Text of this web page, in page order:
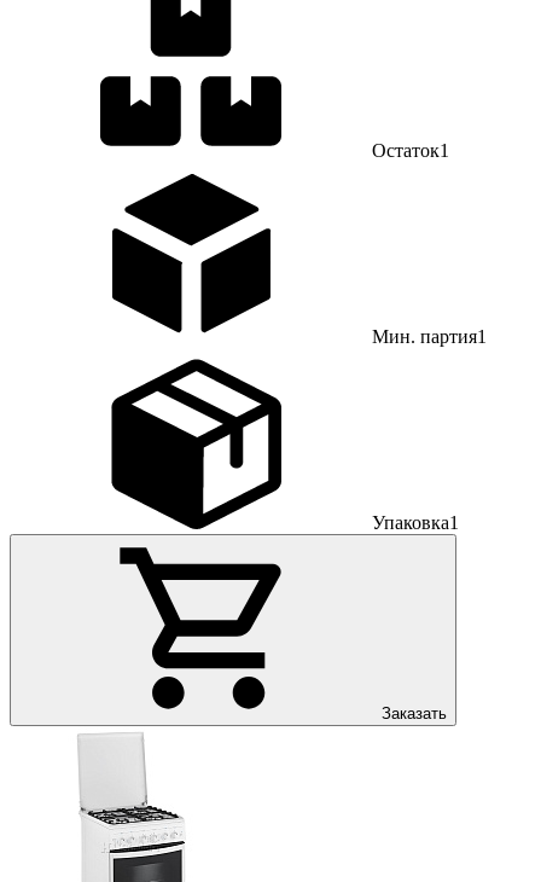
Остаток1
Мин. партия1
Упаковка1
Заказать